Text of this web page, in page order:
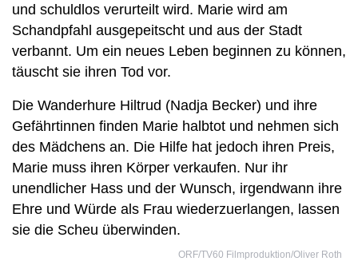
und schuldlos verurteilt wird. Marie wird am
Schandpfahl ausgepeitscht und aus der Stadt
verbannt. Um ein neues Leben beginnen zu können,
täuscht sie ihren Tod vor.
Die Wanderhure Hiltrud (Nadja Becker) und ihre
Gefährtinnen finden Marie halbtot und nehmen sich
des Mädchens an. Die Hilfe hat jedoch ihren Preis,
Marie muss ihren Körper verkaufen. Nur ihr
unendlicher Hass und der Wunsch, irgendwann ihre
Ehre und Würde als Frau wiederzuerlangen, lassen
sie die Scheu überwinden.
ORF/TV60 Filmproduktion/Oliver Roth